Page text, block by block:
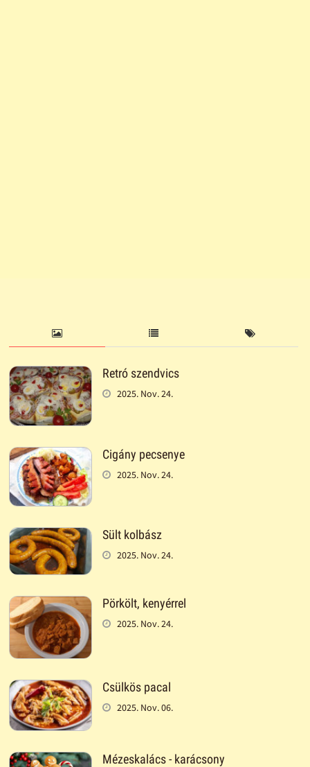
Retró szendvics
2025. Nov. 24.
Cigány pecsenye
2025. Nov. 24.
Sült kolbász
2025. Nov. 24.
Pörkölt, kenyérrel
2025. Nov. 24.
Csülkös pacal
2025. Nov. 06.
Mézeskalács - karácsony